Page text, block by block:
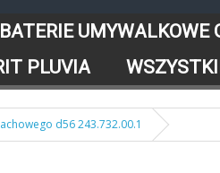
BATERIE UMYWALKOWE
PLUVIA
d56 243.732.00.1